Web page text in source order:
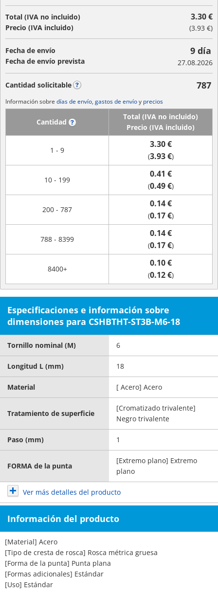
Total (IVA no incluido)
Precio (IVA incluido)
3.30 €
(3.93 €)
Fecha de envío
Fecha de envío prevista
9 día
27.08.2026
Cantidad solicitable 787
Información sobre días de envío, gastos de envíoy precios
Cantidad
Total (IVA no incluido)
Precio (IVA incluido)
1 - 9
3.30 €
(3.93 €)
10 - 199
0.41 €
(0.49 €)
200 - 787
0.14 €
(0.17 €)
788 - 8399
0.14 €
(0.17 €)
8400+
0.10 €
(0.12 €)
Especificaciones e información sobre
dimensiones para CSHBTHT-ST3B-M6-18
Tornillo nominal (M) 6
Longitud L (mm) 18
Material [ Acero] Acero
Tratamiento de superficie
[Cromatizado trivalente]
Negro trivalente
Paso (mm) 1
FORMA de la punta
[Extremo plano] Extremo
plano
Ver más detalles del producto
Información del producto
[Material] Acero
[Tipo de cresta de rosca] Rosca métrica gruesa
[Forma de la punta] Punta plana
[Formas adicionales] Estándar
[Uso] Estándar